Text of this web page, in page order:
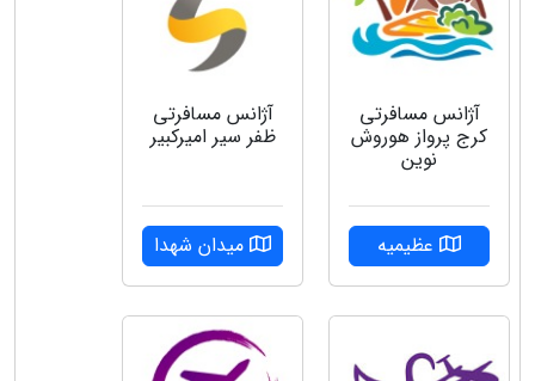
آژانس مسافرتی
کرج پرواز هوروش
نوین
عظیمیه
آژانس مسافرتی
ظفر سیر امیرکبیر
میدان شهدا